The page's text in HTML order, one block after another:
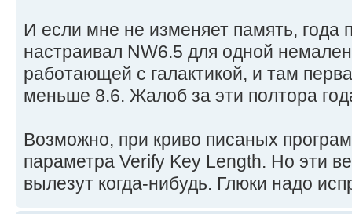
И если мне не изменяет память, года
настраивал NW6.5 для одной
работающей с галактикой, и там
меньше 8.6. Жалоб за эти полтора
Возможно, при криво писаных
параметра Verify Key Length. Но эти
вылезут когда-нибудь. Глюки надо